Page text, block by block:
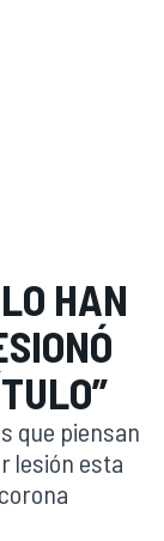
HAN
que piensan
lesión esta